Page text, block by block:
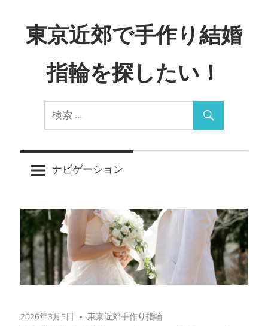
ン
テ
ッ
東京近郊で手作り結婚
指輪を探したい！
another
WordPress
site
ナビゲーション
2026年3月5日 東京近郊手作り指輪